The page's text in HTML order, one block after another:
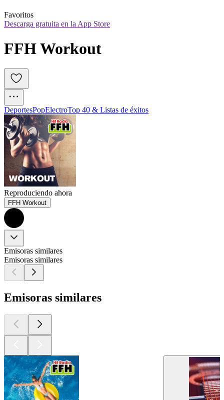
Favoritos
Descarga gratuita en la App Store
FFH Workout
DeportesPopElectroTop 40 & Listas de éxitos
Reproduciendo ahora
FFH Workout
Emisoras similares
Emisoras similares
Emisoras similares